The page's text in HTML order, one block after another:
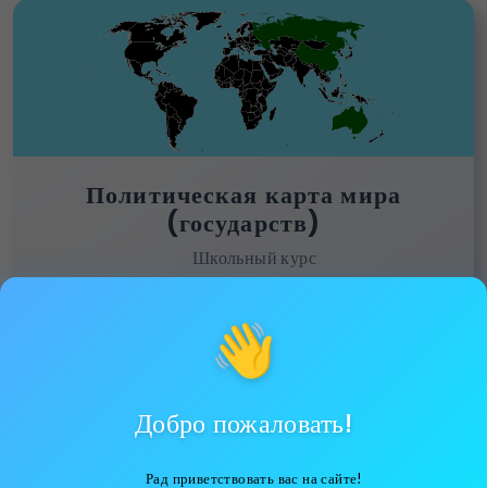
Политическая карта мира
(государств)
Школьный курс
👋
Добро пожаловать!
Рад приветствовать вас на сайте!